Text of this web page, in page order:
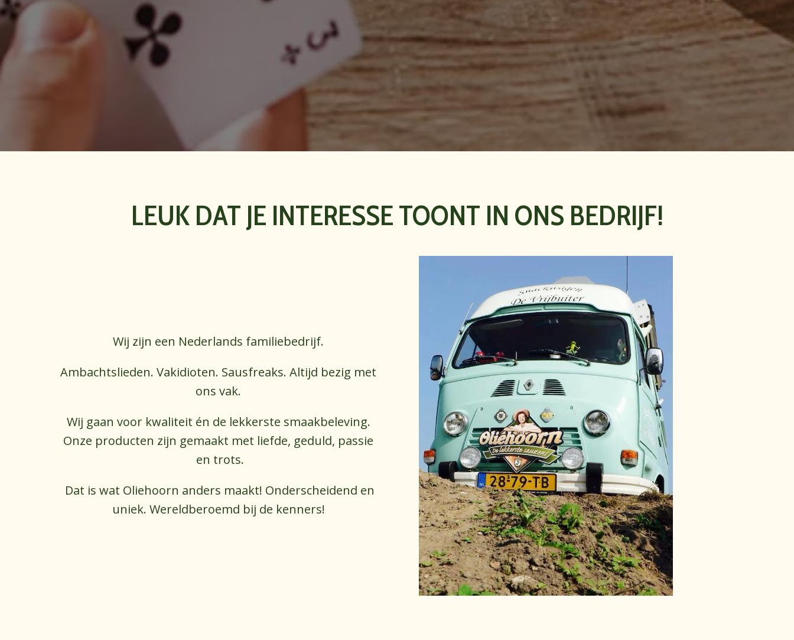
LEUK DAT JE INTERESSE TOONT IN ONS BEDRIJF!
Wij zijn een Nederlands familiebedrijf.
Ambachtslieden. Vakidioten. Sausfreaks. Altijd bezig met
ons vak.
Wij gaan voor kwaliteit én de lekkerste smaakbeleving.
Onze producten zijn gemaakt met liefde, geduld, passie
en trots.
Dat is wat Oliehoorn anders maakt! Onderscheidend en
uniek. Wereldberoemd bij de kenners!